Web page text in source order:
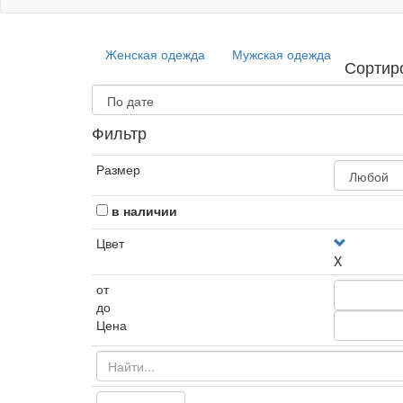
Женская одежда Мужская одежда
Фильтр
Размер
в наличии
Цвет
X
от
до
Цена